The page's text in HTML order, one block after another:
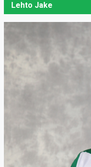
Lehto Jake